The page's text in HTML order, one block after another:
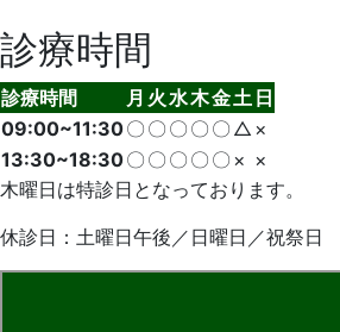
診療時間
診療時間 月 火 水木金土 日
09:00~11:30〇 〇 〇 〇 〇 △ ×
13:30~18:30〇 〇 〇 〇 〇 × ×
木曜日は特診日となっております。
休診日：土曜日午後／日曜日／祝祭日